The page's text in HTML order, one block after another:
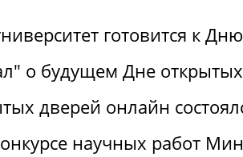
готовится к
о будущем Дне
дверей онлайн
научных работ